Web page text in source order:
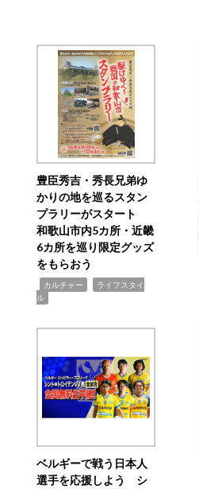
豊臣秀吉・秀長兄弟ゆ
かりの地を巡るスタン
プラリーがスタート
和歌山市内5カ所・近畿
6カ所を巡り限定グッズ
をもらおう
カルチャー
ライフスタイ
ル
ベルギーで戦う日本人
選手を応援しよう シ